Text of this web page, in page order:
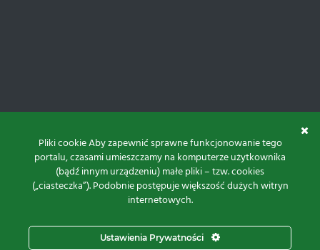
Pliki cookie Aby zapewnić sprawne funkcjonowanie tego
portalu, czasami umieszczamy na komputerze użytkownika
(bądź innym urządzeniu) małe pliki – tzw. cookies
(„ciasteczka”). Podobnie postępuje większość dużych witryn
internetowych.
Ustawienia Prywatności